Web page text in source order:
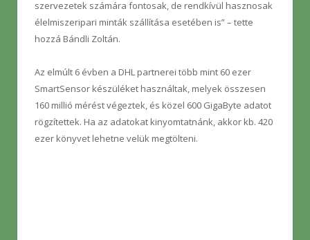
szervezetek számára fontosak, de rendkívül hasznosak
élelmiszeripari minták szállítása esetében is” – tette
hozzá Bándli Zoltán.
Az elmúlt 6 évben a DHL partnerei több mint 60 ezer
SmartSensor készüléket használtak, melyek összesen
160 millió mérést végeztek, és közel 600 GigaByte adatot
rögzítettek. Ha az adatokat kinyomtatnánk, akkor kb. 420
ezer könyvet lehetne velük megtölteni.